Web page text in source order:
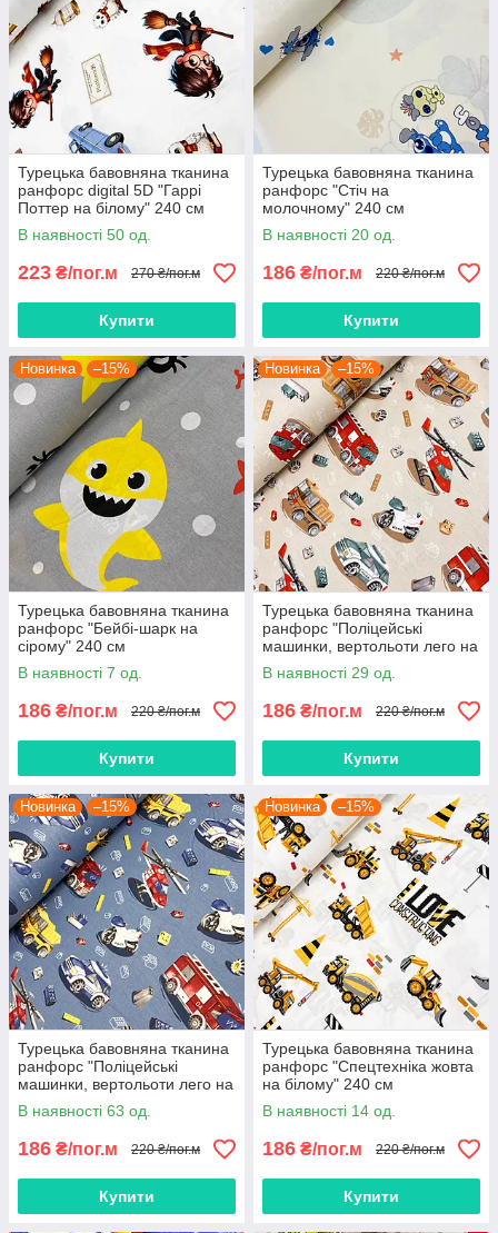
Турецька бавовняна тканина
ранфорс digital 5D "Гаррі
Поттер на білому" 240 см
В наявності 50 од.
223 ₴/пог.м 270 ₴/пог.м
Купити
Турецька бавовняна тканина
ранфорс "Стіч на
молочному" 240 см
В наявності 20 од.
186 ₴/пог.м 220 ₴/пог.м
Купити
Новинка –15%
Турецька бавовняна тканина
ранфорс "Бейбі-шарк на
сірому" 240 см
В наявності 7 од.
186 ₴/пог.м 220 ₴/пог.м
Купити
Новинка –15%
Турецька бавовняна тканина
ранфорс "Поліцейські
машинки, вертольоти лего на
бежевому" 240 см
В наявності 29 од.
186 ₴/пог.м 220 ₴/пог.м
Купити
Новинка –15%
Турецька бавовняна тканина
ранфорс "Поліцейські
машинки, вертольоти лего на
джинсовому" 240 см
В наявності 63 од.
186 ₴/пог.м 220 ₴/пог.м
Купити
Новинка –15%
Турецька бавовняна тканина
ранфорс "Спецтехніка жовта
на білому" 240 см
В наявності 14 од.
186 ₴/пог.м 220 ₴/пог.м
Купити